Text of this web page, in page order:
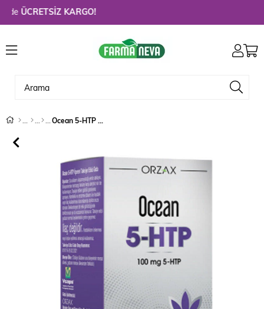
ÜCRETSİZ KARGO!
Ocean 5-HTP 100 mg 30 Kapsül